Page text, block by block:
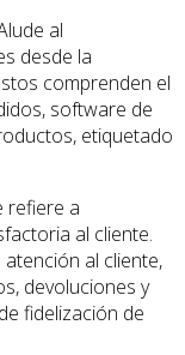
al
desde la
comprenden el
software de
etiquetado
refiere a
al cliente.
al cliente,
devoluciones y
fidelización de